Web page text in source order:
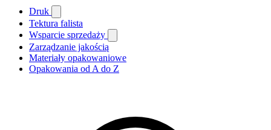
Druk
Tektura falista
Wsparcie sprzedaży
Zarządzanie jakością
Materiały opakowaniowe
Opakowania od A do Z